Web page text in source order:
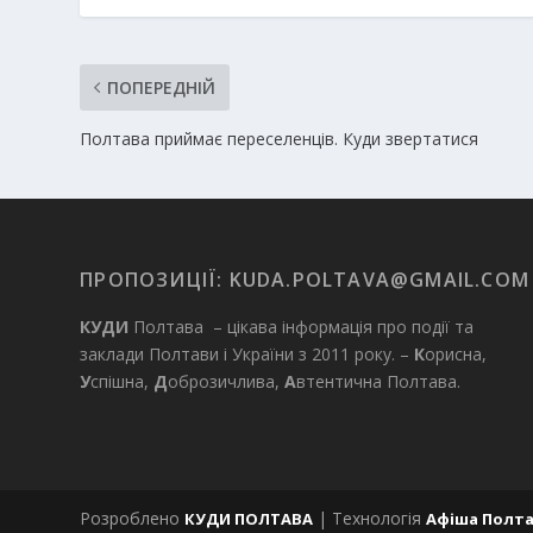
ПОПЕРЕДНІЙ
Полтава приймає переселенців. Куди звертатися
ПРОПОЗИЦІЇ: KUDA.POLTAVA@GMAIL.COM
КУДИ Полтава – цікава інформація про події та
заклади Полтави і України з 2011 року. – Корисна,
Успішна, Доброзичлива,Автентична Полтава.
Розроблено КУДИ ПОЛТАВА | ТехнологіяАфіша